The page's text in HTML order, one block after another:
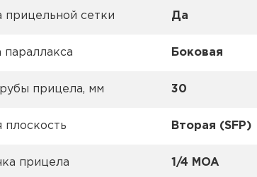
прицельной сетки Да
параллакса Боковая
прицела, мм 30
плоскость Вторая (SFP)
прицела 1/4 MOA